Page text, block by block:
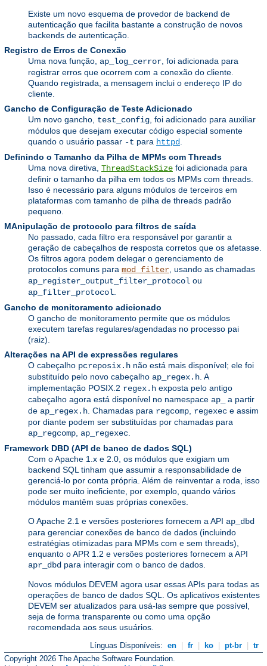
Existe um novo esquema de provedor de backend de
autenticação que facilita bastante a construção de novos
backends de autenticação.
Registro de Erros de Conexão
Uma nova função, ap_log_cerror , foi adicionada para
registrar erros que ocorrem com a conexão do cliente.
Quando registrada, a mensagem inclui o endereço IP do
cliente.
Gancho de Configuração de Teste Adicionado
Um novo gancho, test_config , foi adicionado para auxiliar
módulos que desejam executar código especial somente
quando o usuário passar -t para httpd
Definindo o Tamanho da Pilha de MPMs com Threads
Uma nova diretiva, ThreadStackSize foi adicionada para
definir o tamanho da pilha em todos os MPMs com threads.
Isso é necessário para alguns módulos de terceiros em
plataformas com tamanho de pilha de threads padrão
pequeno.
MAnipulação de protocolo para filtros de saída
No passado, cada filtro era responsável por garantir a
geração de cabeçalhos de resposta corretos que os afetasse.
Os filtros agora podem delegar o gerenciamento de
protocolos comuns para mod_filter , usando as chamadas
ap_register_output_filter_protocol ou
ap_filter_protocol
Gancho de monitoramento adicionado
O gancho de monitoramento permite que os módulos
executem tarefas regulares/agendadas no processo pai
(raiz).
Alterações na API de expressões regulares
O cabeçalho pcreposix.h não está mais disponível; ele foi
substituído pelo novo cabeçalho ap_regex.h . A
implementação POSIX.2 regex.h exposta pelo antigo
cabeçalho agora está disponível no namespace ap_
a partir
de ap_regex.h . Chamadas para regcomp regexec e assim
por diante podem ser substituídas por chamadas para
ap_regcomp ap_regexec
Framework DBD (API de banco de dados SQL)
Com o Apache 1.x e 2.0, os módulos que exigiam um
backend SQL tinham que assumir a responsabilidade de
gerenciá-lo por conta própria. Além de reinventar a roda, isso
pode ser muito ineficiente, por exemplo, quando vários
módulos mantêm suas próprias conexões.
O Apache 2.1 e versões posteriores fornecem a API ap_dbd
para gerenciar conexões de banco de dados (incluindo
estratégias otimizadas para MPMs com e sem threads),
enquanto o APR 1.2 e versões posteriores fornecem a API
apr_dbd para interagir com o banco de dados.
Novos módulos DEVEM agora usar essas APIs para todas as
operações de banco de dados SQL. Os aplicativos existentes
DEVEM ser atualizados para usá-las sempre que possível,
seja de forma transparente ou como uma opção
recomendada aos seus usuários.
Línguas Disponíveis: en | fr | ko | pt-br | tr
Copyright 2026 The Apache Software Foundation.